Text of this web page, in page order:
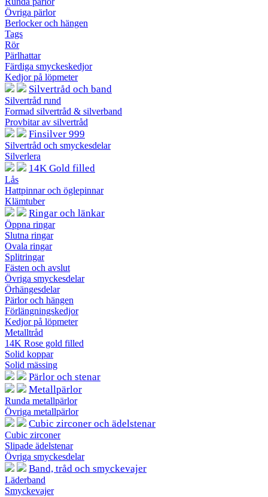
Övriga pärlor
Berlocker och hängen
Tags
Rör
Pärlhattar
Färdiga smyckeskedjor
Kedjor på löpmeter
Silvertråd och band
Silvertråd rund
Formad silvertråd & silverband
Provbitar av silvertråd
Finsilver 999
Silvertråd och smyckesdelar
Silverlera
14K Gold filled
Lås
Hattpinnar och öglepinnar
Klämtuber
Ringar och länkar
Öppna ringar
Slutna ringar
Ovala ringar
Splitringar
Fästen och avslut
Övriga smyckesdelar
Örhängesdelar
Pärlor och hängen
Förlängningskedjor
Kedjor på löpmeter
Metalltråd
14K Rose gold filled
Solid koppar
Solid mässing
Pärlor och stenar
Metallpärlor
Runda metallpärlor
Övriga metallpärlor
Cubic zirconer och ädelstenar
Cubic zirconer
Slipade ädelstenar
Övriga smyckesdelar
Band, tråd och smyckevajer
Läderband
Smyckevajer